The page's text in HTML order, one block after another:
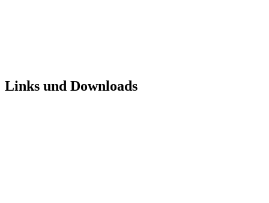
Links und Downloads